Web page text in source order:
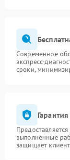
Современное
экспресс-
сроки,
выполненные
защищает